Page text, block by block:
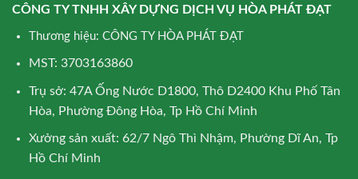
CÔNG TY TNHH XÂY DỰNG DỊCH VỤ HÒA PHÁT ĐẠT
Thương hiệu: CÔNG TY HÒA PHÁT ĐẠT
MST: 3703163860
Trụ sở: 47A Ống Nước D1800, Thô D2400 Khu Phố Tân
Hòa, Phường Đông Hòa, Tp Hồ Chí Minh
Xưởng sản xuất: 62/7 Ngô Thì Nhậm, Phường Dĩ An, Tp
Hồ Chí Minh